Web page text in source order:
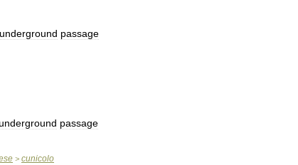
underground passage
passage
> cunicolo